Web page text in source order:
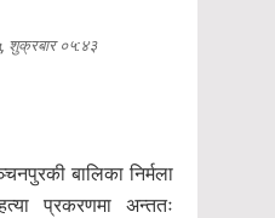
शुक्रबार ०५:४३
बालिका निर्मला
प्रकरणमा अन्ततः